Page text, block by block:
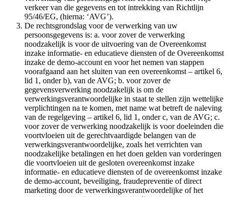
verkeer van die gegevens en tot intrekking van Richtlijn
95/46/EG, (hierna: ‘AVG’).
De rechtsgrondslag voor de verwerking van uw
persoonsgegevens is: a. voor zover de verwerking
noodzakelijk is voor de uitvoering van de Overeenkomst
inzake informatie- en educatieve diensten of de Overeenkomst
inzake de demo-account en voor het nemen van stappen
voorafgaand aan het sluiten van een overeenkomst – artikel 6,
lid 1, onder b), van de AVG; b. voor zover de
gegevensverwerking noodzakelijk is om de
verwerkingsverantwoordelijke in staat te stellen zijn wettelijke
verplichtingen na te komen, met name wat betreft de naleving
van de regelgeving – artikel 6, lid 1, onder c, van de AVG; c.
voor zover de verwerking noodzakelijk is voor doeleinden die
voortvloeien uit de gerechtvaardigde belangen van de
verwerkingsverantwoordelijke, zoals het verrichten van
noodzakelijke betalingen en het doen gelden van vorderingen
die voortvloeien uit de gesloten overeenkomst inzake
informatie- en educatieve diensten of de overeenkomst inzake
de demo-account, beveiliging, fraudepreventie of direct
marketing door de verwerkingsverantwoordelijke of het